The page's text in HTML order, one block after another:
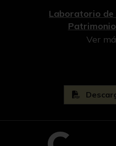
Laboratorio de
Ver